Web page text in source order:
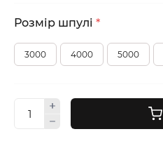
Розмір шпулі *
3000 4000 5000